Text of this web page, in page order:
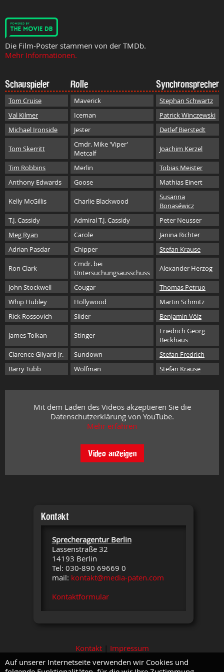
Die Film-Poster stammen von der TMDb.
Mehr Informationen.
Schauspieler Rolle Synchronsprecher
Tom Cruise Maverick
Stephan Schwartz
Val Kilmer
Iceman
Patrick Winczewski
Michael Ironside
Jester Detlef Bierstedt
Tom Skerritt
Cmdr. Mike 'Viper'
Metcalf
Joachim Kerzel
Tim Robbins Merlin
Tobias Meister
Anthony Edwards
Goose Mathias Einert
Kelly McGillis Charlie Blackwood
Susanna
Bonaséwicz
T.J. Cassidy
Admiral T.J. Cassidy
Peter Neusser
Meg Ryan
Carole
Janina Richter
Adrian Pasdar
Chipper Stefan Krause
Ron Clark
Cmdr. bei
Untersuchungsausschuss
Alexander Herzog
John Stockwell Cougar
Thomas Petruo
Whip Hubley
Hollywood
Martin Schmitz
Rick Rossovich
Slider Benjamin Völz
James Tolkan Stinger
Friedrich Georg
Beckhaus
Clarence Gilyard Jr.
Sundown
Stefan Fredrich
Barry Tubb
Wolfman Stefan Krause
Mit dem Laden des Videos akzeptieren Sie die
Datenschutzerklärung von YouTube.
Mehr erfahren
Video anzeigen
Kontakt
Sprecheragentur Berlin
Lassenstraße 32
14193 Berlin
Tel: 030-890 69669 0
mail: kontakt@media-paten.com
Kontaktformular
Kontakt| Impressum
Auf unserer Internetseite verwenden wir Cookies und